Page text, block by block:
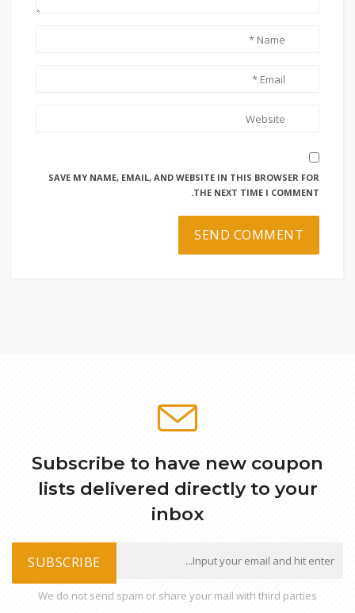
SAVE MY NAME, EMAIL, AND WEBSITE IN THIS BROWSER FOR
THE NEXT TIME I COMMENT.
Subscribe to have new coupon
lists delivered directly to your
inbox
SUBSCRIBE
We do not send spam or share your mail with third parties